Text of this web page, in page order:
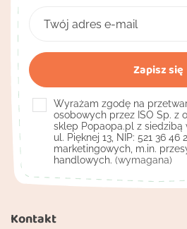
Kontakt
Wyrażam zgodę na
osobowych przez ISO Sp. z
sklep Popaopa.pl z
ul. Pięknej 13, NIP: 521 36 46
marketingowych, m.in.
handlowych. (wymagana)